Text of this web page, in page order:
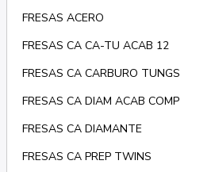
FRESAS ACERO
FRESAS CA CA-TU ACAB 12
FRESAS CA CARBURO TUNGS
FRESAS CA DIAM ACAB COMP
FRESAS CA DIAMANTE
FRESAS CA PREP TWINS